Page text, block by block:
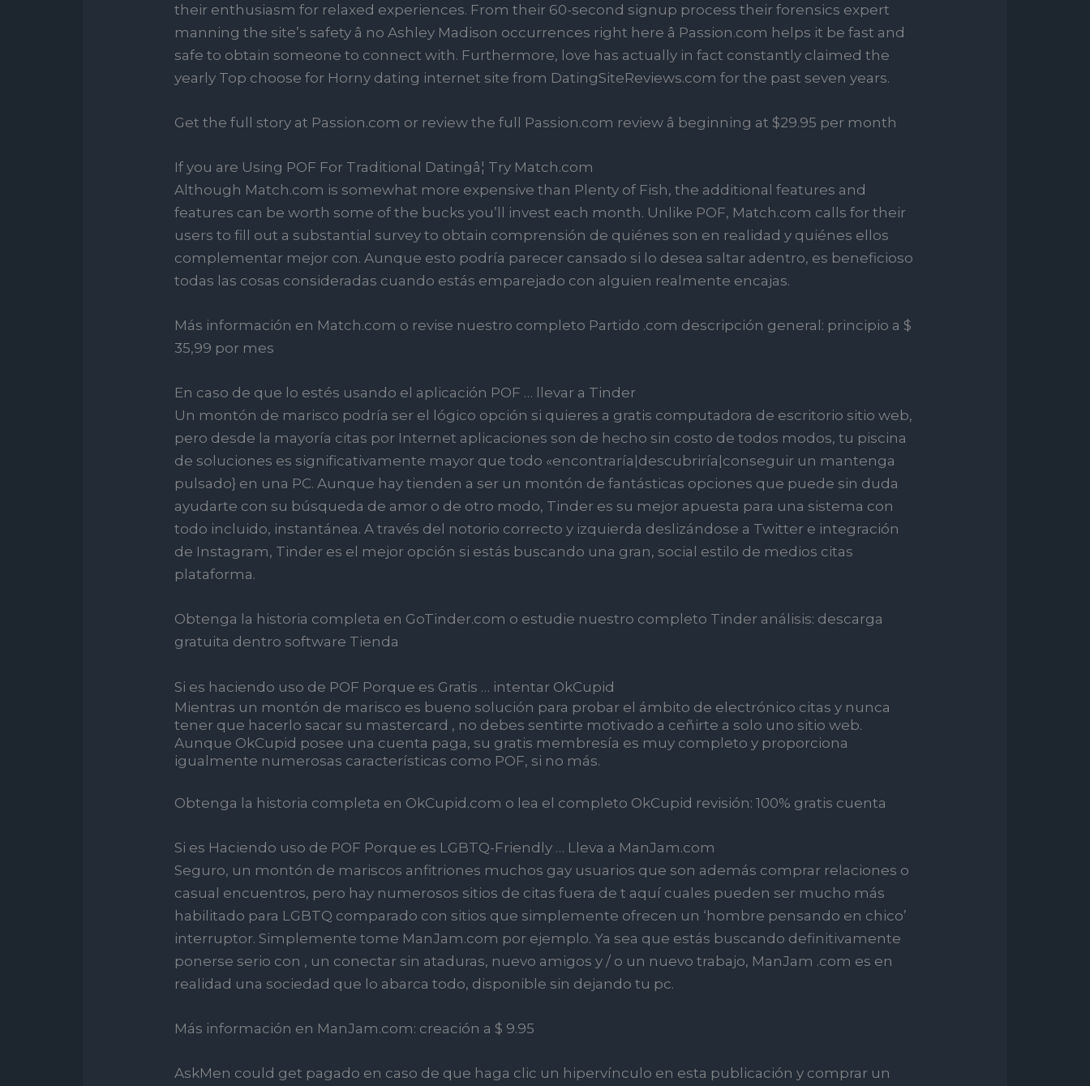
their enthusiasm for relaxed experiences. From their 60-second signup process their forensics expert
manning the site’s safety â no Ashley Madison occurrences right here â Passion.com helps it be fast and
safe to obtain someone to connect with. Furthermore, love has actually in fact constantly claimed the
yearly Top choose for Horny dating internet site from DatingSiteReviews.com for the past seven years.
Get the full story at Passion.com or review the full Passion.com review â beginning at $29.95 per month
If you are Using POF For Traditional Datingâ¦ Try Match.com
Although Match.com is somewhat more expensive than Plenty of Fish, the additional features and
features can be worth some of the bucks you’ll invest each month. Unlike POF, Match.com calls for their
users to fill out a substantial survey to obtain comprensión de quiénes son en realidad y quiénes ellos
complementar mejor con. Aunque esto podría parecer cansado si lo desea saltar adentro, es beneficioso
todas las cosas consideradas cuando estás emparejado con alguien realmente encajas.
Más información en Match.com o revise ​​nuestro completo Partido .com descripción general: principio a $
35,99 por mes
En caso de que lo estés usando el aplicación POF … llevar a Tinder
Un montón de marisco podría ser el lógico opción si quieres a gratis computadora de escritorio sitio web,
pero desde la mayoría citas por Internet aplicaciones son de hecho sin costo de todos modos, tu piscina
de soluciones es significativamente mayor que todo «encontraría|descubriría|conseguir un mantenga
pulsado} en una PC. Aunque hay tienden a ser un montón de fantásticas opciones que puede sin duda
ayudarte con su búsqueda de amor o de otro modo, Tinder es su mejor apuesta para una sistema con
todo incluido, instantánea. A través del notorio correcto y izquierda deslizándose a Twitter e integración
de Instagram, Tinder es el mejor opción si estás buscando una gran, social estilo de medios citas
plataforma.
Obtenga la historia completa en GoTinder.com o estudie ​​nuestro completo Tinder análisis: descarga
gratuita dentro software Tienda
Si es haciendo uso de POF Porque es Gratis … intentar OkCupid
Mientras un montón de marisco es bueno solución para probar el ámbito de electrónico citas y nunca
tener que hacerlo sacar su mastercard , no debes sentirte motivado a ceñirte a solo uno sitio web.
Aunque OkCupid posee una cuenta paga, su gratis membresía es muy completo y proporciona
igualmente numerosas características como POF, si no más.
Obtenga la historia completa en OkCupid.com o lea ​​el completo OkCupid revisión: 100% gratis cuenta
Si es Haciendo uso de POF Porque es LGBTQ-Friendly … Lleva a ManJam.com
Seguro, un montón de mariscos anfitriones muchos gay usuarios que son además comprar relaciones o
casual encuentros, pero hay numerosos sitios de citas fuera de t aquí cuales pueden ser mucho más
habilitado para LGBTQ comparado con sitios que simplemente ofrecen un ‘hombre pensando en chico’
interruptor. Simplemente tome ManJam.com por ejemplo. Ya sea que estás buscando definitivamente
ponerse serio con , un conectar sin ataduras, nuevo amigos y / o un nuevo trabajo, ManJam .com es en
realidad una sociedad que lo abarca todo, disponible sin dejando tu pc.
Más información en ManJam.com: creación a $ 9.95
AskMen could get pagado en caso de que haga clic un hipervínculo en esta publicación y comprar un